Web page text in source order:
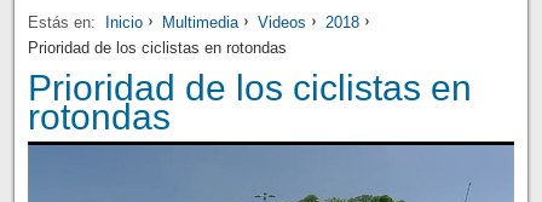
Estás en: Inicio Multimedia Videos
2018
Prioridad de los ciclistas en rotondas
Prioridad de los ciclistas en
rotondas